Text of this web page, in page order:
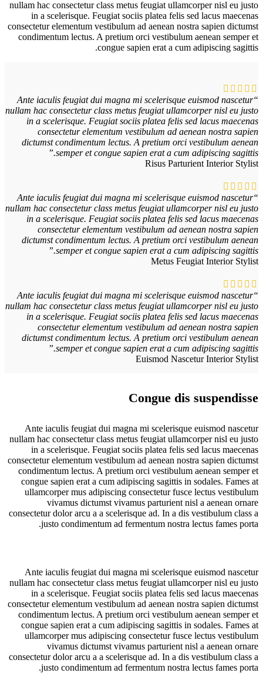
nullam hac consectetur class metus feugiat ullamcorper nisl eu justo
in a scelerisque. Feugiat sociis platea felis sed lacus maecenas
consectetur elementum vestibulum ad aenean nostra sapien dictumst
condimentum lectus. A pretium orci vestibulum aenean semper et
congue sapien erat a cum adipiscing sagittis.
“Ante iaculis feugiat dui magna mi scelerisque euismod nascetur
nullam hac consectetur class metus feugiat ullamcorper nisl eu justo
in a scelerisque. Feugiat sociis platea felis sed lacus maecenas
consectetur elementum vestibulum ad aenean nostra sapien
dictumst condimentum lectus. A pretium orci vestibulum aenean
semper et congue sapien erat a cum adipiscing sagittis.”
Risus Parturient Interior Stylist
“Ante iaculis feugiat dui magna mi scelerisque euismod nascetur
nullam hac consectetur class metus feugiat ullamcorper nisl eu justo
in a scelerisque. Feugiat sociis platea felis sed lacus maecenas
consectetur elementum vestibulum ad aenean nostra sapien
dictumst condimentum lectus. A pretium orci vestibulum aenean
semper et congue sapien erat a cum adipiscing sagittis.”
Metus Feugiat Interior Stylist
“Ante iaculis feugiat dui magna mi scelerisque euismod nascetur
nullam hac consectetur class metus feugiat ullamcorper nisl eu justo
in a scelerisque. Feugiat sociis platea felis sed lacus maecenas
consectetur elementum vestibulum ad aenean nostra sapien
dictumst condimentum lectus. A pretium orci vestibulum aenean
semper et congue sapien erat a cum adipiscing sagittis.”
Euismod NasceturInterior Stylist
Congue dis suspendisse
Ante iaculis feugiat dui magna mi scelerisque euismod nascetur
nullam hac consectetur class metus feugiat ullamcorper nisl eu justo
in a scelerisque. Feugiat sociis platea felis sed lacus maecenas
consectetur elementum vestibulum ad aenean nostra sapien dictumst
condimentum lectus. A pretium orci vestibulum aenean semper et
congue sapien erat a cum adipiscing sagittis in sodales. Fames at
ullamcorper mus adipiscing consectetur fusce lectus vestibulum
vivamus dictumst vivamus parturient nisl a aenean ornare
consectetur dolor arcu a a scelerisque ad. In a dis vestibulum class a
justo condimentum ad fermentum nostra lectus fames porta.
Ante iaculis feugiat dui magna mi scelerisque euismod nascetur
nullam hac consectetur class metus feugiat ullamcorper nisl eu justo
in a scelerisque. Feugiat sociis platea felis sed lacus maecenas
consectetur elementum vestibulum ad aenean nostra sapien dictumst
condimentum lectus. A pretium orci vestibulum aenean semper et
congue sapien erat a cum adipiscing sagittis in sodales. Fames at
ullamcorper mus adipiscing consectetur fusce lectus vestibulum
vivamus dictumst vivamus parturient nisl a aenean ornare
consectetur dolor arcu a a scelerisque ad. In a dis vestibulum class a
justo condimentum ad fermentum nostra lectus fames porta.